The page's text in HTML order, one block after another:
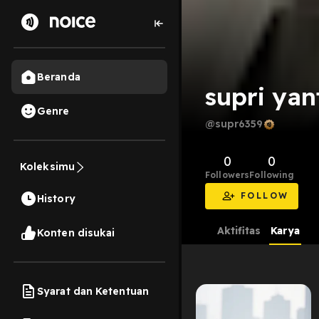
Beranda
Genre
Koleksimu
History
Konten disukai
Syarat dan Ketentuan
supri
@supr6359
0
Followers
0
Following
FOLLOW
Aktifitas Karya